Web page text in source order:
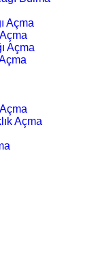
Açma
Açma
Açma